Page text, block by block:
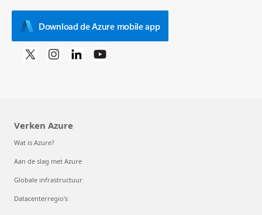
Download de Azure mobile app
Verken Azure
Wat is Azure?
Aan de slag met Azure
Globale infrastructuur
Datacenterregio's